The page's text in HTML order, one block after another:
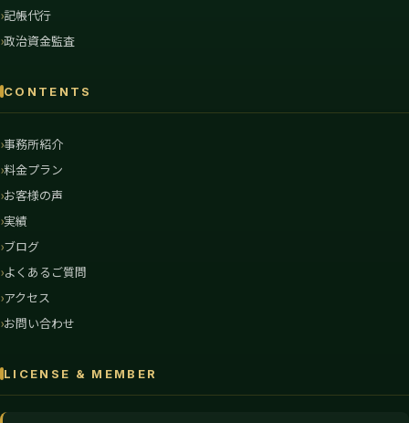
記帳代行
政治資金監査
CONTENTS
事務所紹介
料金プラン
お客様の声
実績
ブログ
よくあるご質問
アクセス
お問い合わせ
LICENSE & MEMBER